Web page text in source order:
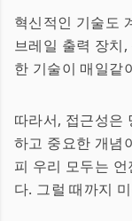
혁신적인 기술도
브레일 출력 장치,
한 기술이 매일
따라서, 접근성은
하고 중요한 개념
피 우리 모두는
다. 그럴 때까지